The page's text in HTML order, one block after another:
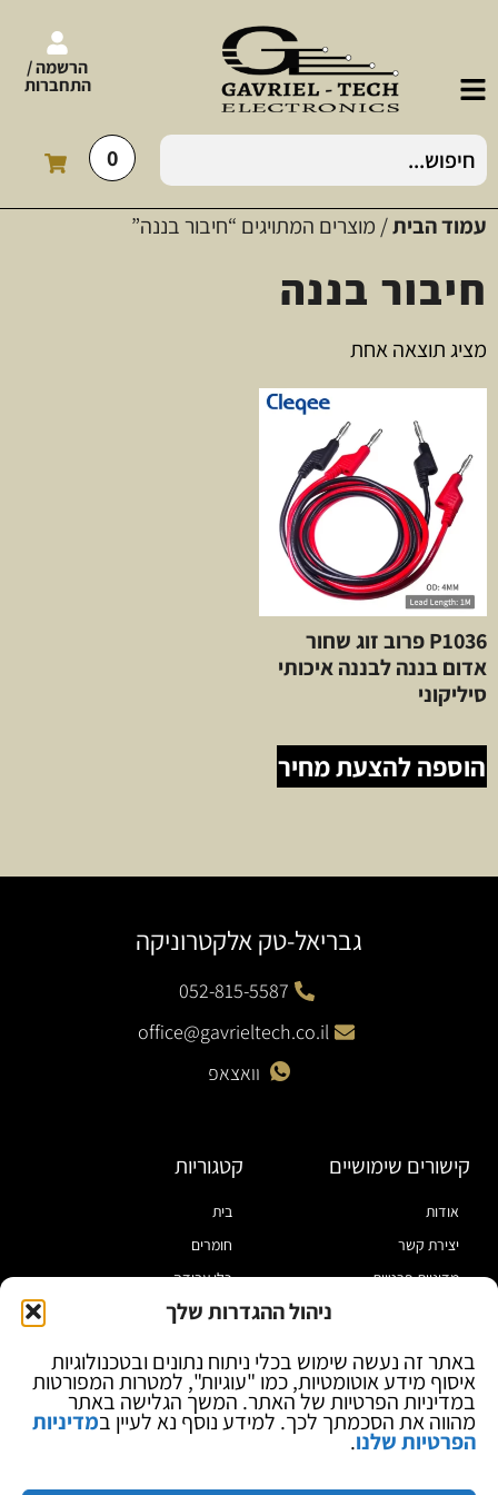
ניהול ההגדרות שלך
באתר זה נעשה שימוש בכלי ניתוח נתונים ובטכנולוגיות
איסוף מידע אוטומטיות, כמו "עוגיות", למטרות המפורטות
במדיניות הפרטיות של האתר. המשך הגלישה באתר
מהווה את הסכמתך לכך. למידע נוסף נא לעיין במדיניות
הפרטיות שלנו.
הרשמה /
התחברות
0
עמוד הבית/ מוצרים המתויגים “חיבור בננה”
חיבור בננה
מציג תוצאה אחת
P1036 פרוב זוג שחור
אדום בננה לבננה איכותי
סיליקוני
הוספה להצעת מחיר
גבריאל-טק אלקטרוניקה
052-815-5587
office@gavrieltech.co.il
וואצאפ
קישורים שימושיים
אודות
יצירת קשר
מדיניות פרטיות
בלוג
קטגוריות
בית
חומרים
כלי עבודה
מוצרי הלחמה
ספקי כח ומודדים
ציוד אופטי להגדלה